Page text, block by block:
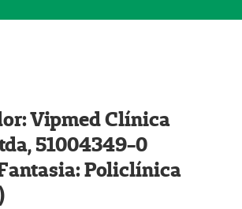
Vipmed Clínica
51004349-0
Policlínica